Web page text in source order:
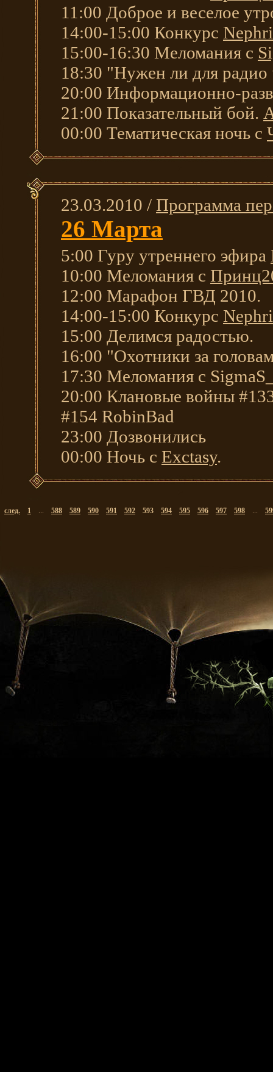
11:00 Доброе и веселое
14:00-15:00 Конкурс
15:00-16:30 Меломания с
18:30 "Нужен ли для радио
20:00 Информационно-
21:00 Показательный бой.
00:00 Тематическая ночь с
23.03.2010 / Программа
26 Марта
5:00 Гуру утреннего эфира
10:00 Меломания с
12:00 Марафон ГВД 2010.
14:00-15:00 Конкурс
15:00 Делимся радостью.
16:00 "Охотники за
17:30 Меломания с
20:00 Клановые войны
#154 RobinBad
23:00 Дозвонились
00:00 Ночь с Exctasy.
след. 1 ... 588 589 590 591 592 593 594 595 596 597 598 ...